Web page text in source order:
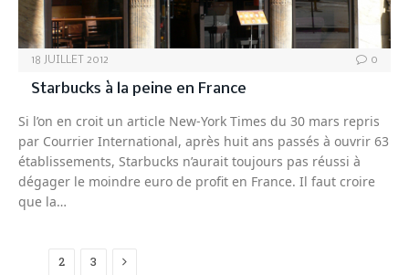
18 JUILLET 2012 0
Starbucks à la peine en France
Si l’on en croit un article New-York Times du 30 mars repris
par Courrier International, après huit ans passés à ouvrir 63
établissements, Starbucks n’aurait toujours pas réussi à
dégager le moindre euro de profit en France. Il faut croire
que la…
2 3 Next